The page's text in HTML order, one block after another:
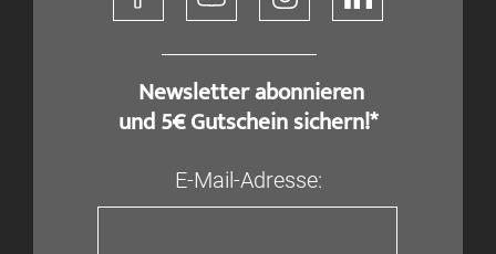
​ Newsletter abonnieren
und 5€ Gutschein sichern!*
E-Mail-Adresse: